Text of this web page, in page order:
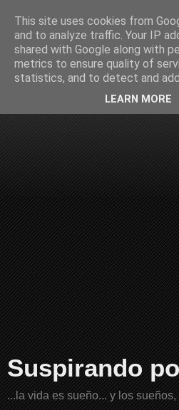
Suspirando
...la vida es sueño... y los
This site uses cookies from
and to analyze traffic. Your IP
shared with Google along with
metrics to ensure quality of
statistics, and to detect and
LEARN MORE